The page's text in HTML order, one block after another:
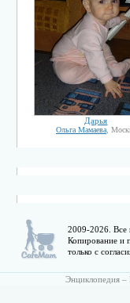
Дарья
Ольга Мамаева,
2009-2026. Все
Копирование и
только с
Энциклопедия –